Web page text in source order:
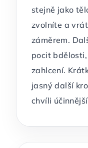
stejně jako
zvolníte a
záměrem.
pocit
zahlcení.
jasný další
chvíli